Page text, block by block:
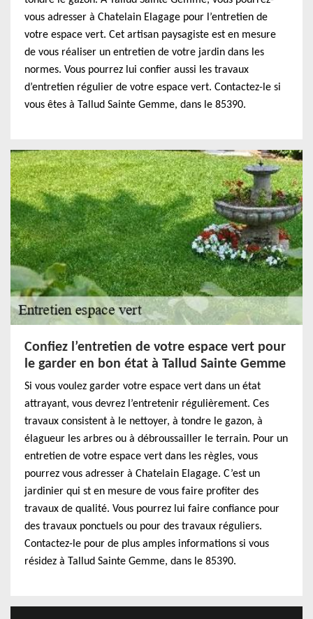
vous adresser à Chatelain Elagage pour l’entretien de
votre espace vert. Cet artisan paysagiste est en mesure
de vous réaliser un entretien de votre jardin dans les
normes. Vous pourrez lui confier aussi les travaux
d’entretien régulier de votre espace vert. Contactez-le si
vous êtes à Tallud Sainte Gemme, dans le 85390.
Confiez l’entretien de votre espace vert pour
le garder en bon état à Tallud Sainte Gemme
Si vous voulez garder votre espace vert dans un état
attrayant, vous devrez l’entretenir régulièrement. Ces
travaux consistent à le nettoyer, à tondre le gazon, à
élagueur les arbres ou à débroussailler le terrain. Pour un
entretien de votre espace vert dans les règles, vous
pourrez vous adresser à Chatelain Elagage. C’est un
jardinier qui st en mesure de vous faire profiter des
travaux de qualité. Vous pourrez lui faire confiance pour
des travaux ponctuels ou pour des travaux réguliers.
Contactez-le pour de plus amples informations si vous
résidez à Tallud Sainte Gemme, dans le 85390.